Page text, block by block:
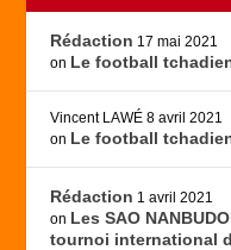
Rédaction 17 mai 2021
on Le football
Vincent LAWÉ 8 avril 2021
on Le football
Rédaction 1 avril 2021
on Les SAO
tournoi international